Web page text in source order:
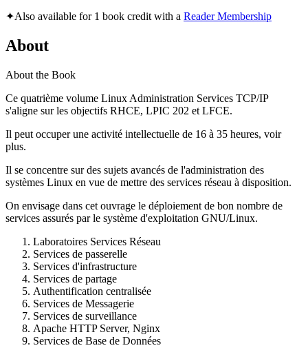
✦Also available for 1 book credit with a Reader Membership
About
About the Book
Ce quatrième volume Linux Administration Services TCP/IP
s'aligne sur les objectifs RHCE, LPIC 202 et LFCE.
Il peut occuper une activité intellectuelle de 16 à 35 heures, voir
plus.
Il se concentre sur des sujets avancés de l'administration des
systèmes Linux en vue de mettre des services réseau à disposition.
On envisage dans cet ouvrage le déploiement de bon nombre de
services assurés par le système d'exploitation GNU/Linux.
Laboratoires Services Réseau
Services de passerelle
Services d'infrastructure
Services de partage
Authentification centralisée
Services de Messagerie
Services de surveillance
Apache HTTP Server, Nginx
Services de Base de Données